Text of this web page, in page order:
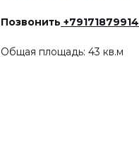
Позвонить +79171879914
Общая площадь: 43 кв.м